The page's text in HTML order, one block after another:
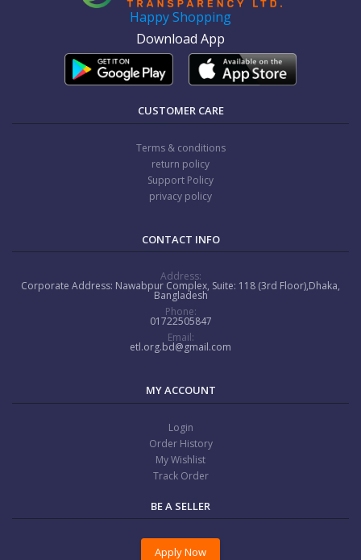
Happy Shopping
Download App
CUSTOMER CARE
Terms & conditions
return policy
Support Policy
privacy policy
CONTACT INFO
Address:
Corporate Address: Nawabpur Complex, Suite: 118 (3rd Floor),Dhaka,
Bangladesh
Phone:
01722505847
Email:
etl.org.bd@gmail.com
MY ACCOUNT
Login
Order History
My Wishlist
Track Order
BE A SELLER
Apply Now